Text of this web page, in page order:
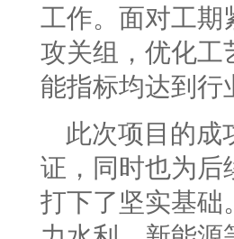
工作。面对工期
攻关组，优化工
能指标均达到行
此次项目的成
证，同时也为后
打下了坚实基础